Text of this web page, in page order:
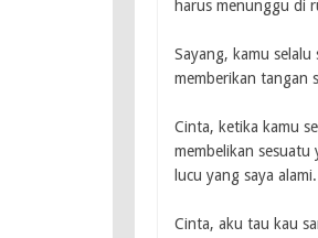
harus menunggu di
Sayang, kamu
memberikan tangan
Cinta, ketika kamu
membelikan
lucu yang saya alami.
Cinta, aku tau kau